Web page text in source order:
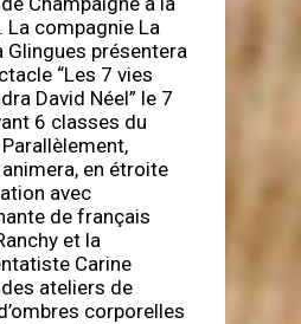
La compagnie La
Glingues présentera
“Les 7 vies
David Néel” le 7
6 classes du
en étroite
avec
de français
et la
Carine
des ateliers de
corporelles